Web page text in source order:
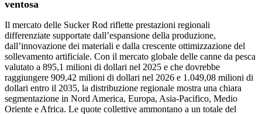
ventosa
Il mercato delle Sucker Rod riflette prestazioni regionali
differenziate supportate dall’espansione della produzione,
dall’innovazione dei materiali e dalla crescente ottimizzazione del
sollevamento artificiale. Con il mercato globale delle canne da pesca
valutato a 895,1 milioni di dollari nel 2025 e che dovrebbe
raggiungere 909,42 milioni di dollari nel 2026 e 1.049,08 milioni di
dollari entro il 2035, la distribuzione regionale mostra una chiara
segmentazione in Nord America, Europa, Asia-Pacifico, Medio
Oriente e Africa. Le quote collettive ammontano a un totale del